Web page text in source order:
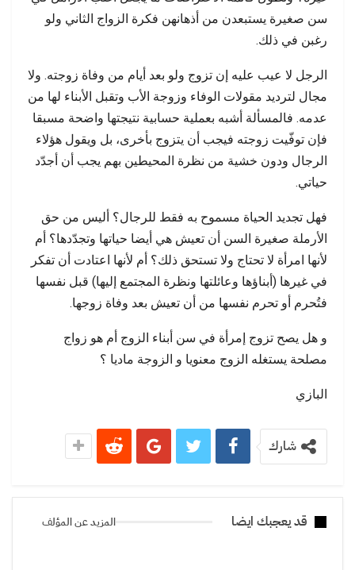
سن صغيرة يستبعدن من أذهانهن فكرة الزواج الثاني ولو
رغبن في ذلك.
الرجل لا عيب عليه إن تزوج ولو بعد أيام من وفاة زوجته. ولا
مجال لترديد مقولات الوفاء وزوجة الأب وتقبل الأبناء لها من
عدمه. فالمسألة أشبه بعملية حسابية نتيجتها واضحة مسبقا
فإن توفّيت زوجته فيجب أن يتزوج بأخرى، بل ويقول هؤلاء
الرجال ودون خشية من نظرة المحيطين بهم يجب أن أجدّد
حياتي.
فهل تجديد الحياة مسموح به فقط للرجال؟ أليس من حق
الأرملة صغيرة السن أن تعيش هي أيضا حياتها وتجدّدها؟ أم
لأنها امرأة لا تحتاج ولا تستحق ذلك؟ أم لأنها اعتادت أن تفكر
في غيرها (أبناؤها وعائلتها ونظرة المجتمع إليها) قبل نفسها
فتُحرم أو تحرم نفسها من أن تعيش بعد وفاة زوجها.
و هل يصح تزوج إمرأة في سن أبناء الزوج أم هو زواج
مصلحة يستغله الزوج معنويا و الزوجة ماديا ؟
البازي
شارك
قد يعجبك ايضا المزيد عن المؤلف